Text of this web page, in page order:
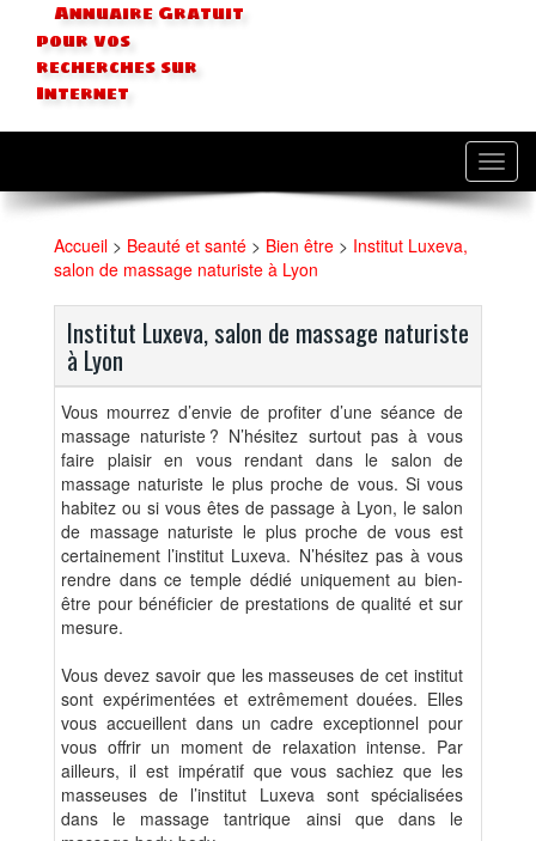
Annuaire Gratuit
pour vos
recherches sur
Internet
Accueil > Beauté et santé > Bien être > Institut Luxeva,
salon de massage naturiste à Lyon
Institut Luxeva, salon de massage naturiste
à Lyon
Vous mourrez d’envie de profiter d’une séance de
massage naturiste ? N’hésitez surtout pas à vous
faire plaisir en vous rendant dans le salon de
massage naturiste le plus proche de vous. Si vous
habitez ou si vous êtes de passage à Lyon, le salon
de massage naturiste le plus proche de vous est
certainement l’institut Luxeva. N’hésitez pas à vous
rendre dans ce temple dédié uniquement au bien-
être pour bénéficier de prestations de qualité et sur
mesure.
Vous devez savoir que les masseuses de cet institut
sont expérimentées et extrêmement douées. Elles
vous accueillent dans un cadre exceptionnel pour
vous offrir un moment de relaxation intense. Par
ailleurs, il est impératif que vous sachiez que les
masseuses de l’institut Luxeva sont spécialisées
dans le massage tantrique ainsi que dans le